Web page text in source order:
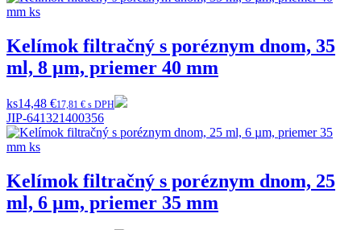
Kelímok filtračný s poréznym dnom, 35
ml, 8 µm, priemer 40 mm
ks14,48 €17,81 € s DPH
JIP-641321400356
Kelímok filtračný s poréznym dnom, 25
ml, 6 µm, priemer 35 mm